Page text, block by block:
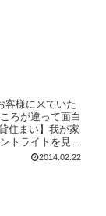
客様に来ていた
ろが違って面白
住まい】我が家
トライトを見...
2014.02.22